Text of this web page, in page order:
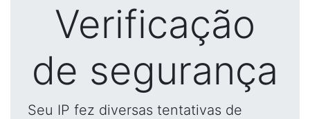
Verificação
de segurança
Seu IP fez diversas tentativas de